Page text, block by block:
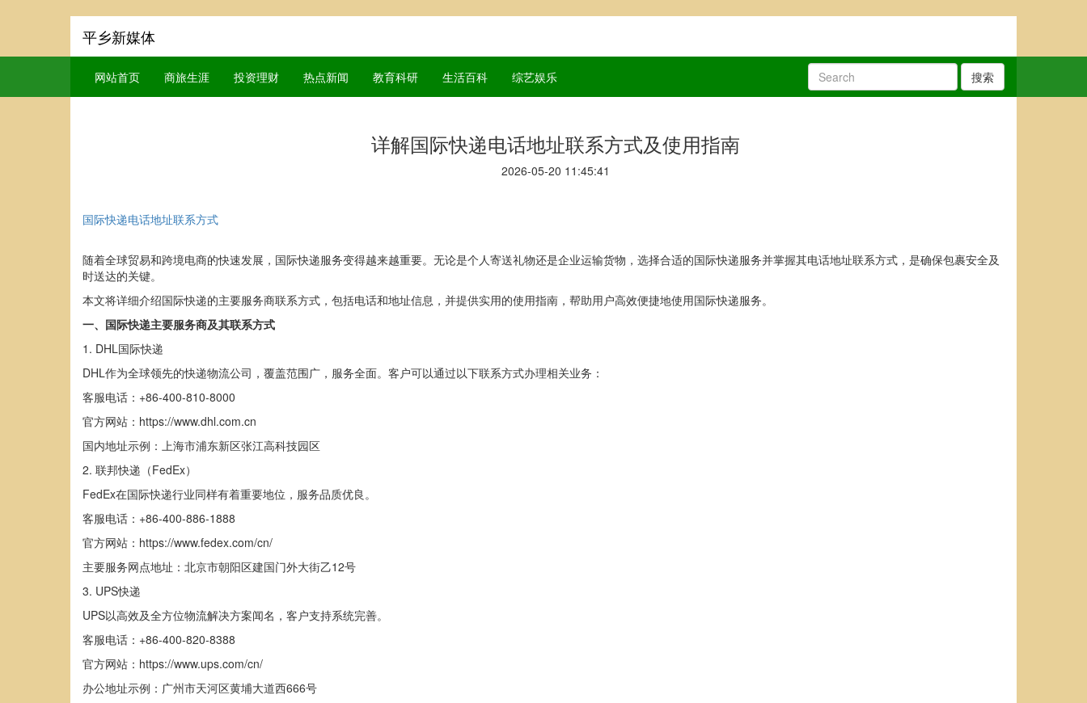
平乡新媒体
网站首页 商旅生涯 投资理财 热点新闻 教育科研 生活百科 综艺娱乐 搜索
详解国际快递电话地址联系方式及使用指南
2026-05-20 11:45:41
国际快递电话地址联系方式
随着全球贸易和跨境电商的快速发展，国际快递服务变得越来越重要。无论是个人寄送礼物还是企业运输货物，选择合适的国际快递服务并掌握其电话地址联系方式，是确保包裹安全及
时送达的关键。
本文将详细介绍国际快递的主要服务商联系方式，包括电话和地址信息，并提供实用的使用指南，帮助用户高效便捷地使用国际快递服务。
一、国际快递主要服务商及其联系方式
1. DHL国际快递
DHL作为全球领先的快递物流公司，覆盖范围广，服务全面。客户可以通过以下联系方式办理相关业务：
客服电话：+86-400-810-8000
官方网站：https://www.dhl.com.cn
国内地址示例：上海市浦东新区张江高科技园区
2. 联邦快递（FedEx）
FedEx在国际快递行业同样有着重要地位，服务品质优良。
客服电话：+86-400-886-1888
官方网站：https://www.fedex.com/cn/
主要服务网点地址：北京市朝阳区建国门外大街乙12号
3. UPS快递
UPS以高效及全方位物流解决方案闻名，客户支持系统完善。
客服电话：+86-400-820-8388
官方网站：https://www.ups.com/cn/
办公地址示例：广州市天河区黄埔大道西666号